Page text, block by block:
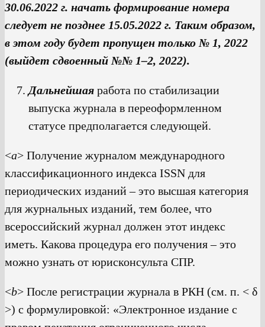
30.06.2022 г. начать формирование номера
следует не позднее 15.05.2022 г. Таким образом,
в этом году будет пропущен только № 1, 2022
(выйдет сдвоенный №№ 1–2, 2022).
Дальнейшая работа по стабилизации
выпуска журнала в переоформленном
статусе предполагается следующей.
<а> Получение журналом международного
классификационного индекса ISSN для
периодических изданий – это высшая категория
для журнальных изданий, тем более, что
всероссийский журнал должен этот индекс
иметь. Какова процедура его получения – это
можно узнать от юрисконсульта СПР.
<b> После регистрации журнала в РКН (см. п. < δ
>) с формулировкой: «Электронное издание с